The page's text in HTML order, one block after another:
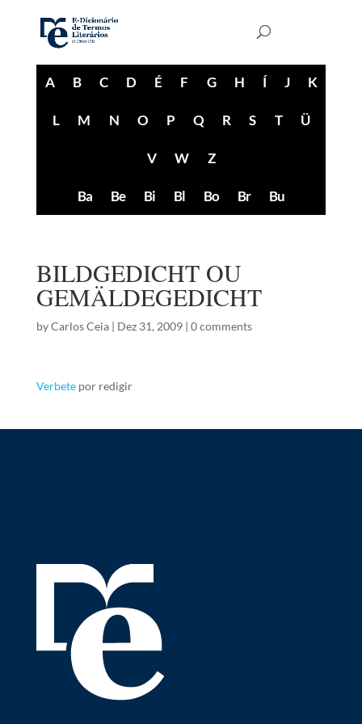
A B C D É F G H Í J K
L M N O P Q R S T Ü
V W Z
Ba Be Bi Bl Bo Br Bu
BILDGEDICHT OU
GEMÄLDEGEDICHT
byCarlos Ceia| Dez 31, 2009| 0 comments
Verbetepor redigir